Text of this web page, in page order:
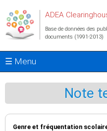
ADEA
Base de données des
documents (1991-2013)
☰ Menu
Note
Genre et fréquentation